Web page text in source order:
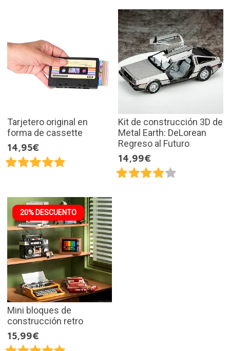
Tarjetero original en
forma de cassette
14,95€
Kit de construcción 3D de
Metal Earth: DeLorean
Regreso al Futuro
14,99€
20% DESCUENTO
Mini bloques de
construcción retro
15,99€